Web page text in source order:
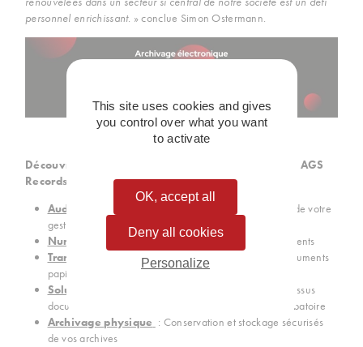
personnel enrichissant. » conclue Simon Ostermann.
Découvrez les solutions de gestion de l’information AGS
Records Management
Audit & Conseil
: Conseil et traitement archivistique de votre
gestion documentaire
Numérisation
: Dématérialisation de tous vos documents
Transformation Digitale: Gestion mixte de vos documents
papier & électronique ConceptArcHybrid®
Solutions Digitales
: Dématérialisation de vos processus
documentaires et archivage électronique à valeur probatoire
Archivage physique : Conservation et stockage sécurisés
de vos archives
This site uses cookies and gives
you control over what you want
to activate
OK, accept all
Deny all cookies
Personalize